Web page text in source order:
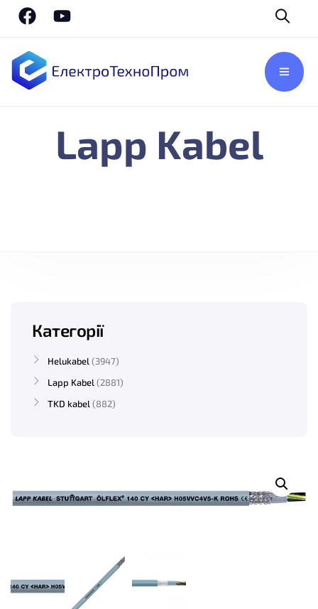
Lapp Kabel
Категорії
Helukabel
3947
Lapp Kabel
2881
TKD kabel
882